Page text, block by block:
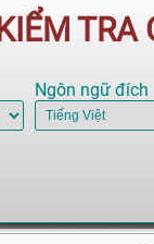
KIỂM TRA
Ngôn ngữ đích